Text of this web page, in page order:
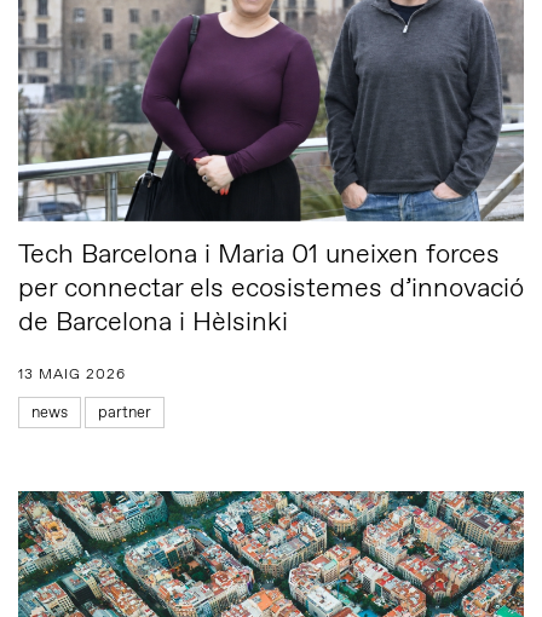
Tech Barcelona i Maria 01 uneixen forces
per connectar els ecosistemes d’innovació
de Barcelona i Hèlsinki
13 MAIG 2026
news partner